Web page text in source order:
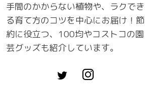
手間のかからない植物や、ラクでき
る育て方のコツを中心にお届け！節
約に役立つ、100均やコストコの園
芸グッズも紹介しています。